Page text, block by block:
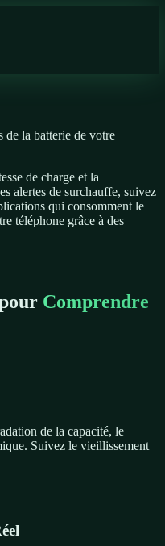
de la batterie de votre
de charge et la
alertes de surchauffe, suivez
qui consomment le
téléphone grâce à des
Comprendre
de la capacité, le
Suivez le vieillissement